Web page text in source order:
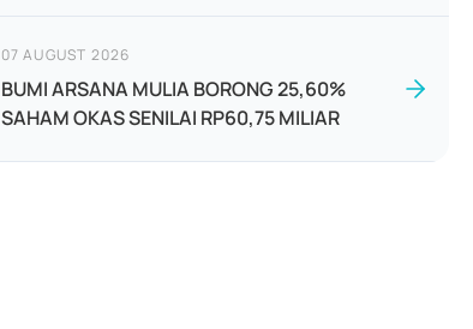
07 AUGUST 2026
BUMI ARSANA MULIA BORONG 25,60%
SAHAM OKAS SENILAI RP60,75 MILIAR